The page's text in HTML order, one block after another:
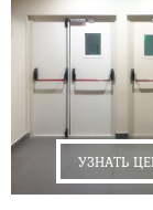
УЗНАТЬ